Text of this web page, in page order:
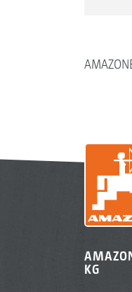
KG